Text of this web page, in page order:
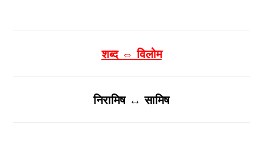
शब्द ⇔ विलोम
निरामिष ↔ सामिष